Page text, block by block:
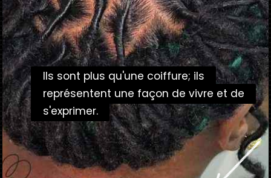
Ils sont plus qu'une coiffure; ils
représentent une façon de vivre et de
s'exprimer.
Ils sont plus qu'une coiffure; ils
représentent une façon de vivre et de
s'exprimer.